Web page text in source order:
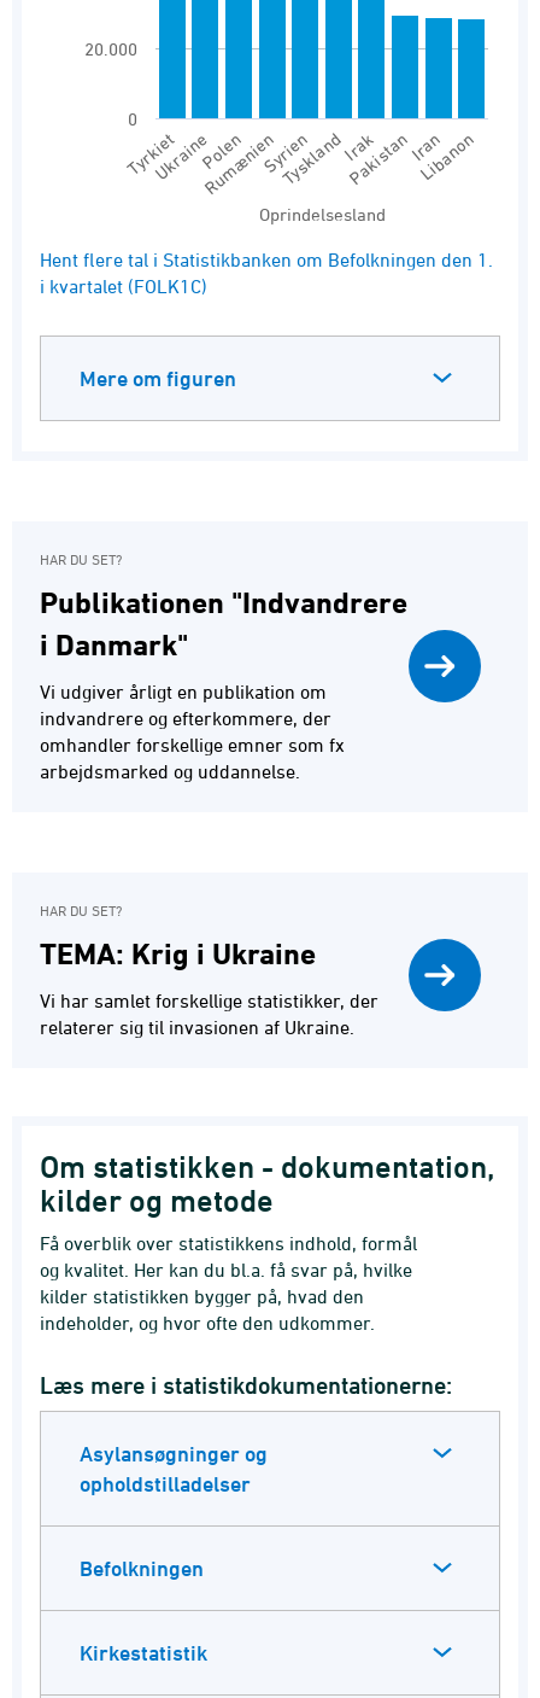
Oprindelsesland
TyrkietUkrainePolen
RumænienSyrien
TysklandIrak
PakistanIran
Libanon
0
20.000
End of interactive chart.
Hent flere tal i Statistikbanken om Befolkningen den 1.
i kvartalet (FOLK1C)
Mere om figuren
HAR DU SET?
Publikationen "Indvandrere
i Danmark"
Vi udgiver årligt en publikation om
indvandrere og efterkommere, der
omhandler forskellige emner som fx
arbejdsmarked og uddannelse.
HAR DU SET?
TEMA: Krig i Ukraine
Vi har samlet forskellige statistikker, der
relaterer sig til invasionen af Ukraine.
Om statistikken - dokumentation,
kilder og metode
Få overblik over statistikkens indhold, formål
og kvalitet. Her kan du bl.a. få svar på, hvilke
kilder statistikken bygger på, hvad den
indeholder, og hvor ofte den udkommer.
Læs mere i statistikdokumentationerne:
Asylansøgninger og
opholdstilladelser
Befolkningen
Kirkestatistik